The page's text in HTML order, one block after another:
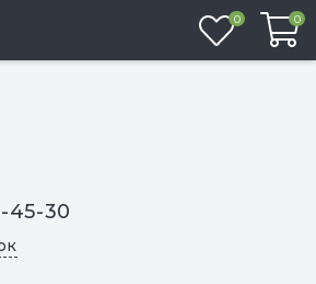
45-30
0 0